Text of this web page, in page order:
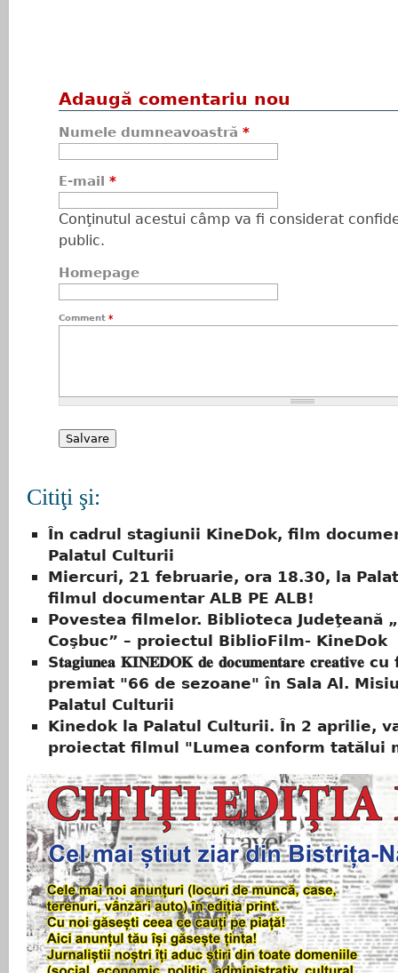
Adaugă comentariu nou
Numele dumneavoastră *
E-mail *
Conţinutul acestui câmp va fi considerat
public.
Homepage
Comment *
Citiţi şi:
În cadrul stagiunii KineDok, film
Palatul Culturii
Miercuri, 21 februarie, ora 18.30, la
filmul documentar ALB PE ALB!
Povestea filmelor. Biblioteca Judeţeană
Coşbuc” – proiectul BiblioFilm- KineDok
S𝐭𝐚𝐠𝐢𝐮𝐧𝐞𝐚 𝐊𝐈𝐍𝐄𝐃𝐎𝐊 𝐝𝐞 𝐝𝐨𝐜𝐮𝐦𝐞𝐧𝐭𝐚𝐫𝐞 𝐜𝐫𝐞𝐚𝐭𝐢𝐯𝐞
premiat "66 de sezoane" în Sala Al.
Palatul Culturii
Kinedok la Palatul Culturii. În 2 aprilie,
proiectat filmul "Lumea conform tatălui